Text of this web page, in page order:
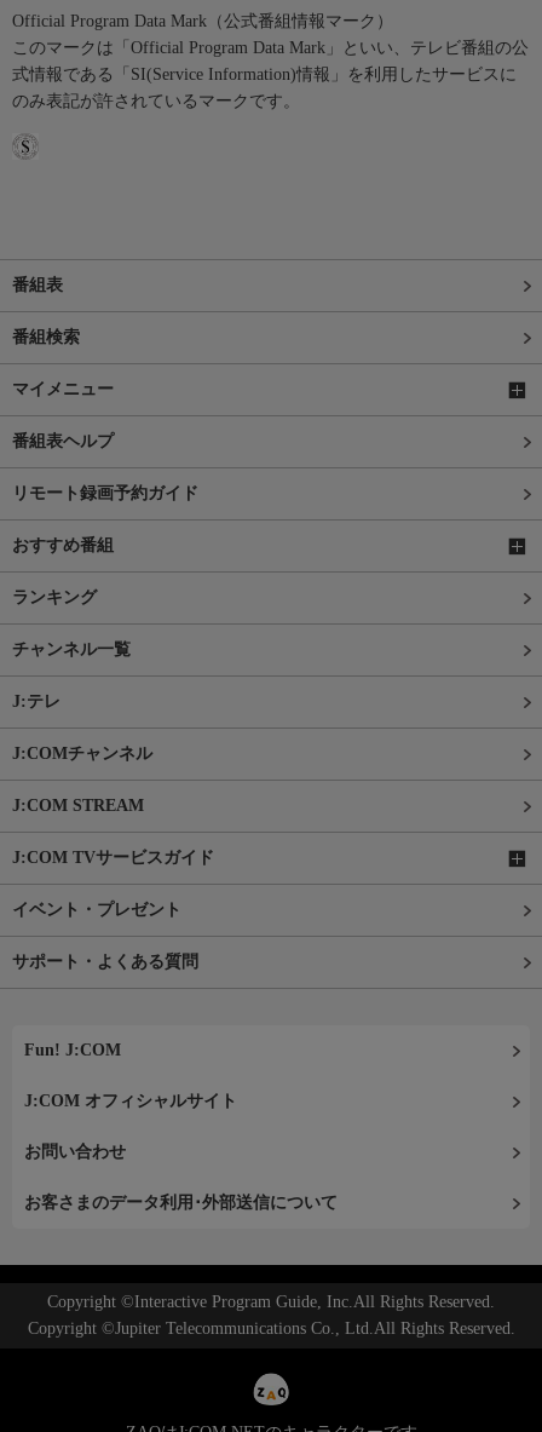
Official Program Data Mark（公式番組情報マーク）
このマークは「Official Program Data Mark」といい、テレビ番組の公
式情報である「SI(Service Information)情報」を利用したサービスに
のみ表記が許されているマークです。
番組表
番組検索
マイメニュー
番組表ヘルプ
リモート録画予約ガイド
おすすめ番組
ランキング
チャンネル一覧
J:テレ
J:COMチャンネル
J:COM STREAM
J:COM TVサービスガイド
イベント・プレゼント
サポート・よくある質問
Fun! J:COM
J:COM オフィシャルサイト
お問い合わせ
お客さまのデータ利用･外部送信について
Copyright ©Interactive Program Guide, Inc.All Rights Reserved.
Copyright ©Jupiter Telecommunications Co., Ltd.All Rights Reserved.